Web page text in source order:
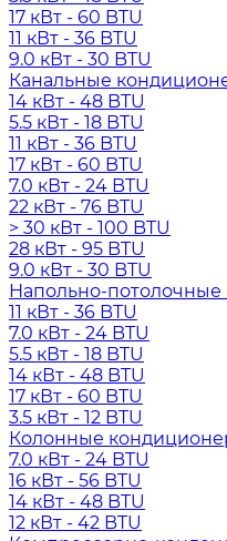
17 кВт - 60 BTU
11 кВт - 36 BTU
9.0 кВт - 30 BTU
Канальные
14 кВт - 48 BTU
5.5 кВт - 18 BTU
11 кВт - 36 BTU
17 кВт - 60 BTU
7.0 кВт - 24 BTU
22 кВт - 76 BTU
> 30 кВт - 100 BTU
28 кВт - 95 BTU
9.0 кВт - 30 BTU
Напольно-
11 кВт - 36 BTU
7.0 кВт - 24 BTU
5.5 кВт - 18 BTU
14 кВт - 48 BTU
17 кВт - 60 BTU
3.5 кВт - 12 BTU
Колонные
7.0 кВт - 24 BTU
16 кВт - 56 BTU
14 кВт - 48 BTU
12 кВт - 42 BTU